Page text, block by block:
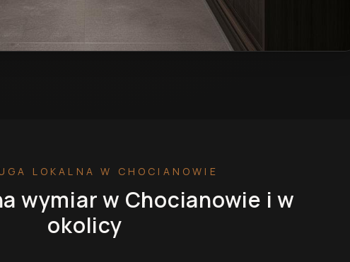
LOKALNAW CHOCIANOWIE
wymiarw Chocianowie i w
okolicy